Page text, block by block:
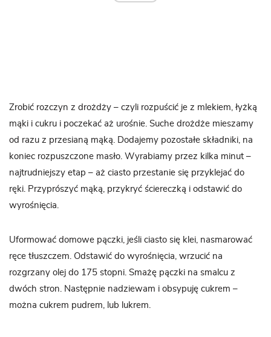
Zrobić rozczyn z drożdży – czyli rozpuścić je z mlekiem, łyżką
mąki i cukru i poczekać aż urośnie. Suche drożdże mieszamy
od razu z przesianą mąką. Dodajemy pozostałe składniki, na
koniec rozpuszczone masło. Wyrabiamy przez kilka minut –
najtrudniejszy etap – aż ciasto przestanie się przyklejać do
ręki. Przyprószyć mąką, przykryć ściereczką i odstawić do
wyrośnięcia.
Uformować domowe pączki, jeśli ciasto się klei, nasmarować
ręce tłuszczem. Odstawić do wyrośnięcia, wrzucić na
rozgrzany olej do 175 stopni. Smażę pączki na smalcu z
dwóch stron. Następnie nadziewam i obsypuję cukrem –
można cukrem pudrem, lub lukrem.